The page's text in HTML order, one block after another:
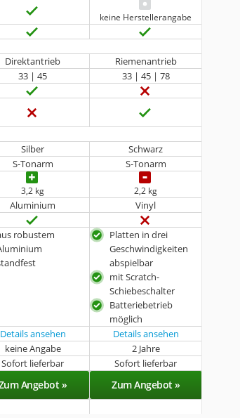
keine Herstellerangabe
Direktantrieb
Riemenantrieb
33 | 45 33 | 45 | 78
Silber
Schwarz
S-Tonarm S-Tonarm
3,2 kg 2,2 kg
Aluminium Vinyl
robustem
Platten in drei
Geschwindigkeiten
abspielbar
mit Scratch-
Schiebeschalter
Batteriebetrieb
möglich
Details ansehen
Details ansehen
keine Angabe
2 Jahre
Sofort lieferbar Sofort lieferbar
Angebot » Zum Angebot »